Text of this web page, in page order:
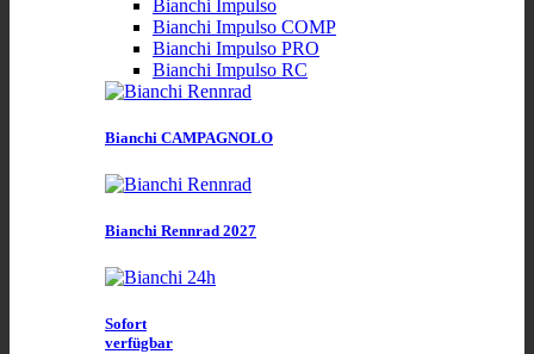
Bianchi Impulso
Bianchi Impulso COMP
Bianchi Impulso PRO
Bianchi Impulso RC
Bianchi CAMPAGNOLO
Bianchi Rennrad 2027
Sofort
verfügbar